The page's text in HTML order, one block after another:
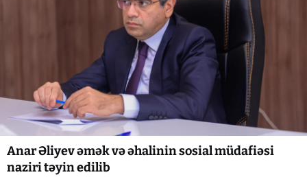
Anar Əliyev əmək və əhalinin sosial müdafiəsi
naziri təyin edilib